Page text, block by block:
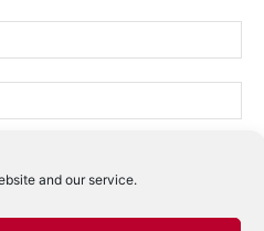
and our service.
publicate articole noi.